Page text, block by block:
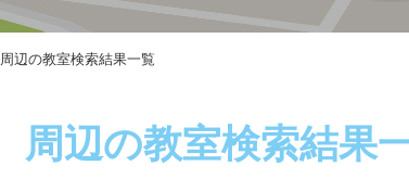
周辺の教室検索結果一覧
周辺の教室検索結果